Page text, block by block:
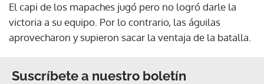
El capi de los mapaches jugó pero no logró darle la
victoria a su equipo. Por lo contrario, las águilas
aprovecharon y supieron sacar la ventaja de la batalla.
Suscríbete a nuestro boletín